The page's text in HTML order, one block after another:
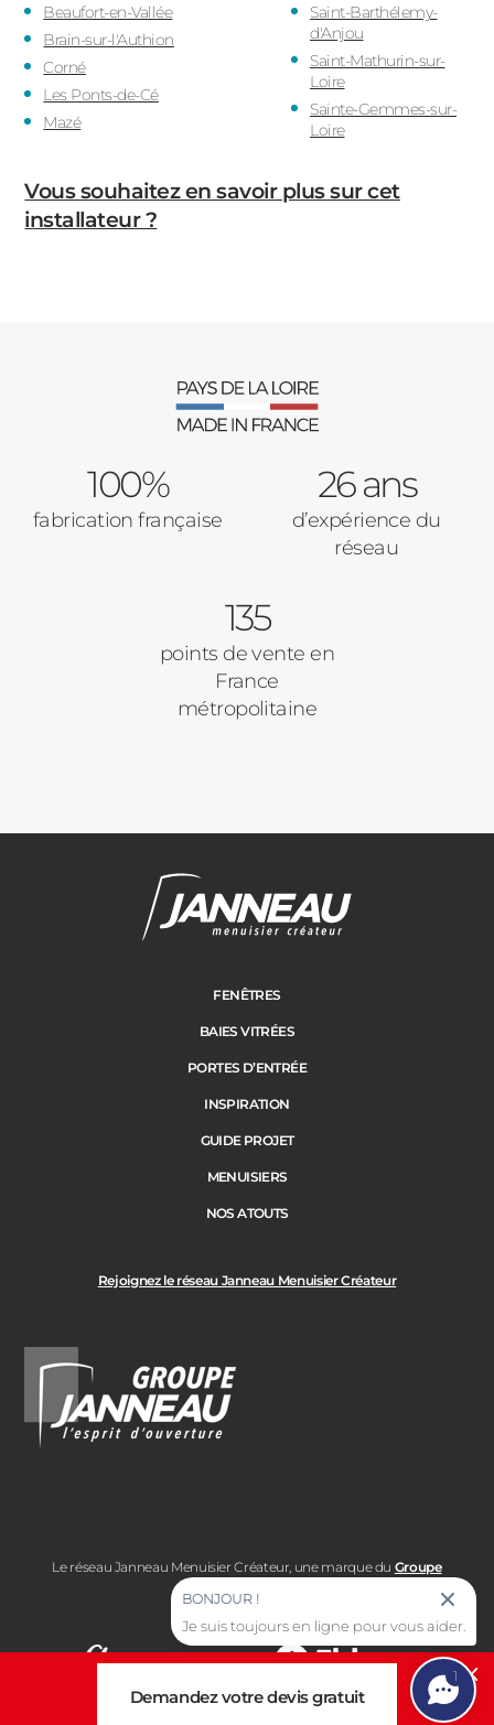
Beaufort-en-Vallée
Brain-sur-l'Authion
Corné
Les Ponts-de-Cé
Mazé
Saint-Barthélemy-
d'Anjou
Saint-Mathurin-sur-
Loire
Sainte-Gemmes-sur-
Loire
Vous souhaitez en savoir plus sur cet
installateur ?
100%
fabrication française
26 ans
d’expérience du
réseau
135
points de vente en
France
métropolitaine
Rejoignez le réseau Janneau Menuisier Créateur
Le réseau Janneau Menuisier Créateur, une marque du Groupe
Janneau
FENÊTRES
BAIES VITRÉES
PORTES D’ENTRÉE
INSPIRATION
GUIDE PROJET
MENUISIERS
NOS ATOUTS
Demandez votre devis gratuit
1
BONJOUR !
Je suis toujours en ligne pour vous aider.